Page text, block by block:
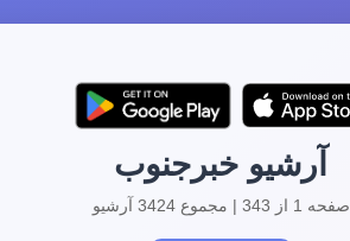
آرشیو خبرجنوب
صفحه 1 از 343 | مجموع 3424 آرشیو